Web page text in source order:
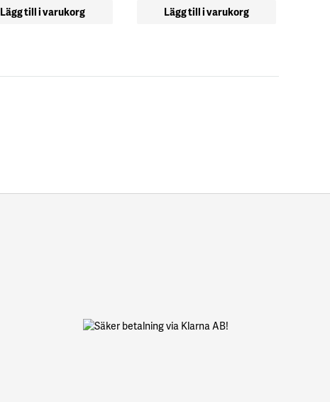
Lägg till i varukorg Lägg till i varukorg